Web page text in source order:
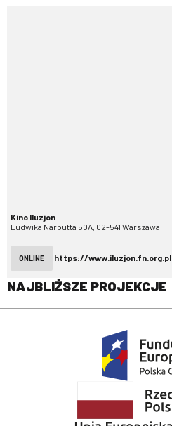
Kino Iluzjon
Ludwika Narbutta 50A, 02-541 Warszawa
ONLINE https://www.iluzjon.fn.org.pl
NAJBLIŻSZE PROJEKCJE